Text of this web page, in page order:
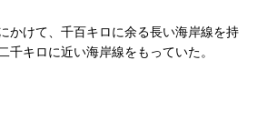
けて、千百キロに余る長い海岸線を持
キロに近い海岸線をもっていた。